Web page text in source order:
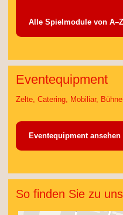
Alle Spielmodule von
Eventequipment
Zelte, Catering, Mobiliar,
Eventequipment ansehen
So finden Sie zu